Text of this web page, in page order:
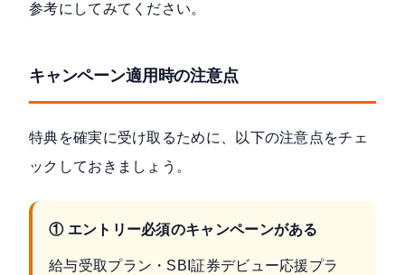
参考にしてみてください。
キャンペーン適用時の注意点
特典を確実に受け取るために、以下の注意点をチェ
ックしておきましょう。
① エントリー必須のキャンペーンがある
給与受取プラン・SBI証券デビュー応援プラ